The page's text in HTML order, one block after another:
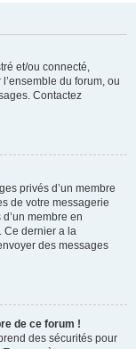
et/ou connecté,
du forum, ou
Contactez
privés d’un membre
de votre messagerie
membre en
Ce dernier a la
des messages
de ce forum !
des sécurités pour